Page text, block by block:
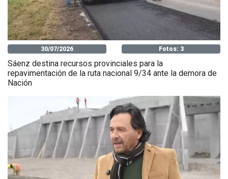
30/07/2026 Fotos: 3
Sáenz destina recursos provinciales para la
repavimentación de la ruta nacional 9/34 ante la demora de
Nación